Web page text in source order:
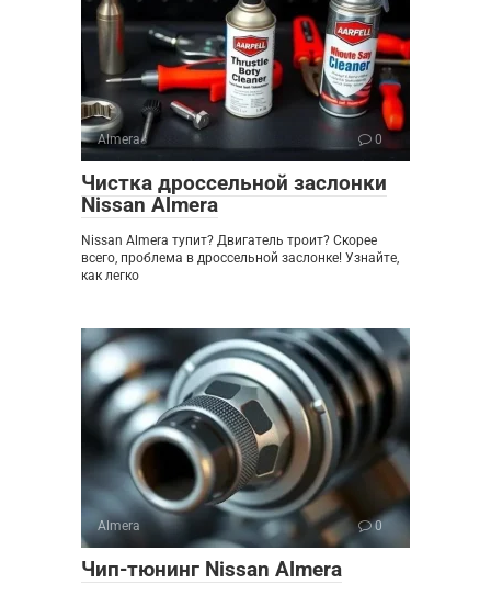
Almera 0
Чистка дроссельной заслонки
Nissan Almera
Nissan Almera тупит? Двигатель троит? Скорее
всего, проблема в дроссельной заслонке! Узнайте,
как легко
Almera 0
Чип-тюнинг Nissan Almera